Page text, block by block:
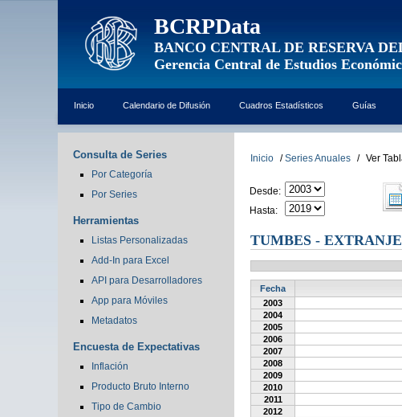
BCRPData
BANCO CENTRAL DE RESERVA
Gerencia Central de Estudios
Inicio Calendario de Difusión Cuadros Estadísticos Guías
Consulta de Series
Por Categoría
Por Series
Herramientas
Listas Personalizadas
Add-In para Excel
API para Desarrolladores
App para Móviles
Metadatos
Encuesta de Expectativas
Inflación
Producto Bruto Interno
Tipo de Cambio
Inicio / Series Anuales / Ver
Desde:
Hasta:
TUMBES -
Fecha
2003
2004
2005
2006
2007
2008
2009
2010
2011
2012